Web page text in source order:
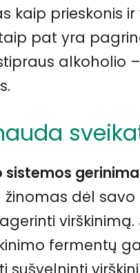
kaip prieskonis ir
pat yra
alkoholio –
sistemos
žinomas dėl savo
virškinimą.
fermentų